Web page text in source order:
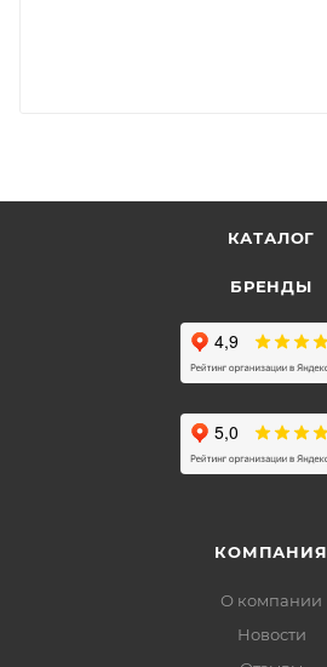
КАТАЛОГ
БРЕНДЫ
КОМПАНИЯ
О компании
Новости